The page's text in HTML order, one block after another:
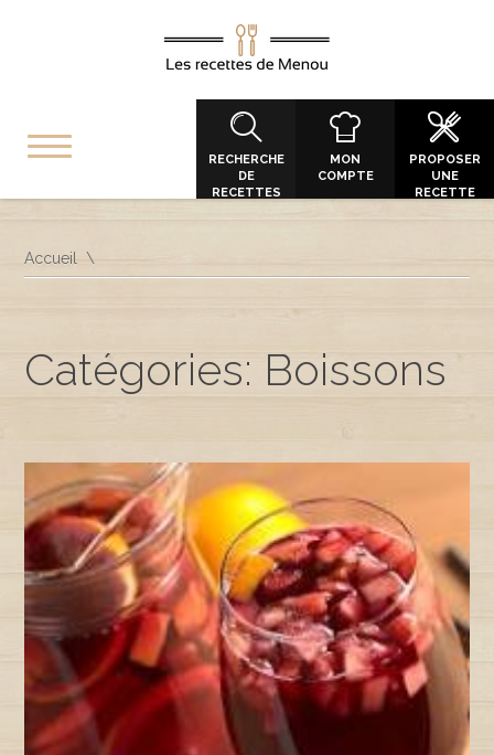
RECHERCHE
DE
RECETTES
MON
COMPTE
PROPOSER
UNE
RECETTE
Accueil
Catégories: Boissons